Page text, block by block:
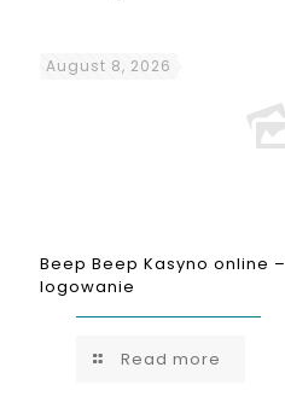
August 8, 2026
Beep Beep Kasyno online
logowanie
Read more